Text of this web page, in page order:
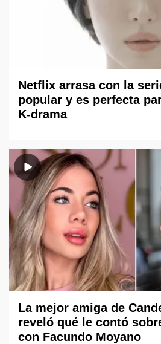
Netflix arrasa con la
popular y es perfecta
K-drama
La mejor amiga de
reveló qué le contó
con Facundo Moyano